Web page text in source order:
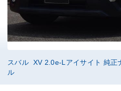
スバル XV 2.0e-Lアイサイト 純正
ル